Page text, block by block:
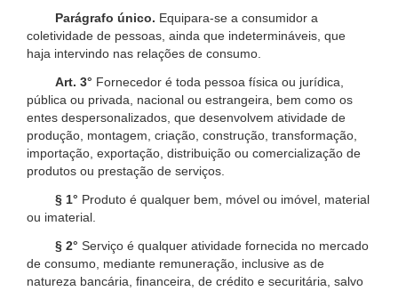
Parágrafo único. Equipara-se a consumidor a
coletividade de pessoas, ainda que indetermináveis, que
haja intervindo nas relações de consumo.
Art. 3° Fornecedor é toda pessoa física ou jurídica,
pública ou privada, nacional ou estrangeira, bem como os
entes despersonalizados, que desenvolvem atividade de
produção, montagem, criação, construção, transformação,
importação, exportação, distribuição ou comercialização de
produtos ou prestação de serviços.
§ 1° Produto é qualquer bem, móvel ou imóvel, material
ou imaterial.
§ 2° Serviço é qualquer atividade fornecida no mercado
de consumo, mediante remuneração, inclusive as de
natureza bancária, financeira, de crédito e securitária, salvo